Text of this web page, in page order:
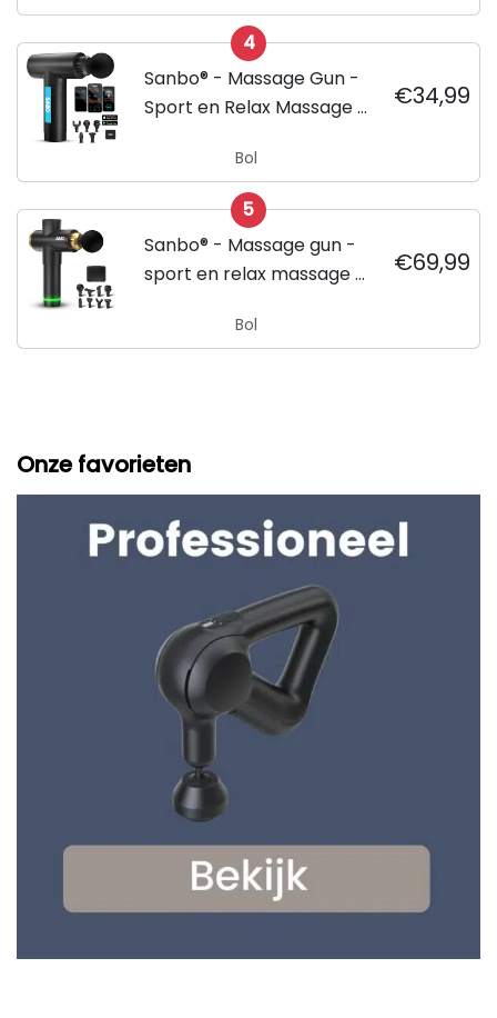
Vaderdagcadeau
4
Sanbo® - Massage Gun -
Sport en Relax Massage -
€34,99
Bol
5
Sanbo® - Massage gun -
sport en relax massage -
Koffer - inclusief APP
€69,99
Bol
Onze favorieten